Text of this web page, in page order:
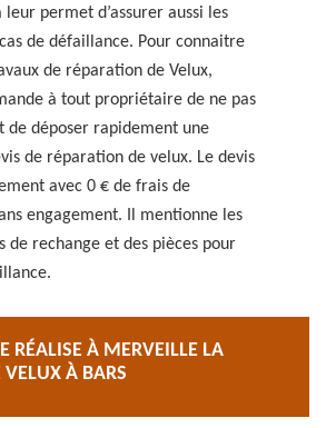
permet d’assurer aussi les
de défaillance. Pour connaitre
de réparation de Velux,
à tout propriétaire de ne pas
de déposer rapidement une
de réparation de velux. Le devis
avec 0 € de frais de
engagement. Il mentionne les
de rechange et des pièces pour
RÉALISE À MERVEILLE LA
VELUX À BARS